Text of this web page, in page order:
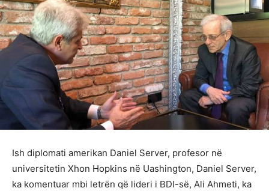
Ish diplomati amerikan Daniel Server, profesor në
universitetin Xhon Hopkins në Uashington, Daniel Server,
ka komentuar mbi letrën që lideri i BDI-së, Ali Ahmeti, ka